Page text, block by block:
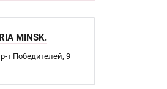
MINSK.
т Победителей, 9